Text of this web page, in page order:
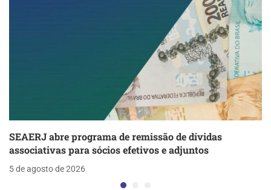
SEAERJ abre programa de remissão de dívidas
associativas para sócios efetivos e adjuntos
5 de agosto de 2026